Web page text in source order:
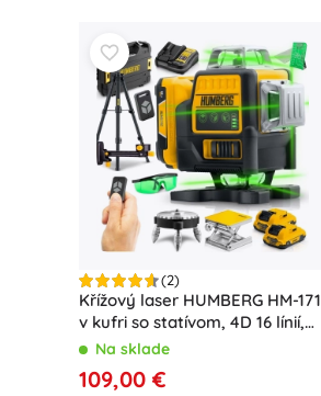
(2)
Křížový laser HUMBERG HM-171
v kufri so statívom, 4D 16 línií,
zelený lúč
Na sklade
109,00 €